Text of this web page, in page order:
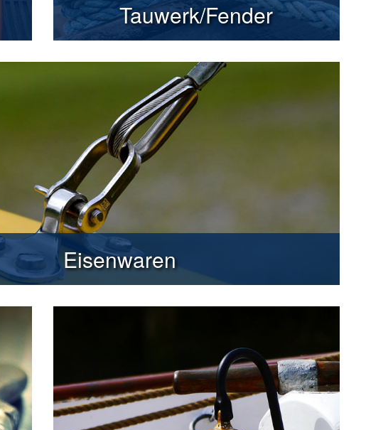
Tauwerk/Fender
Eisenwaren